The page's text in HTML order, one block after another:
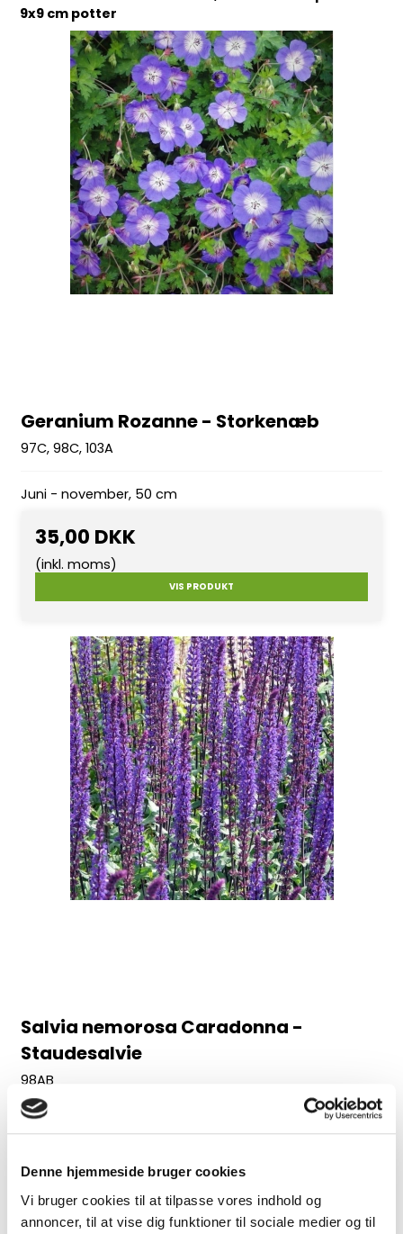
Denne hjemmeside bruger cookies
Vi bruger cookies til at tilpasse vores indhold og
annoncer, til at vise dig funktioner til sociale medier og til
9x9 cm potter
Geranium Rozanne - Storkenæb
97C, 98C, 103A
Juni - november, 50 cm
35,00 DKK
(inkl. moms)
VIS PRODUKT
Salvia nemorosa Caradonna -
Staudesalvie
98AB
Juni-august, 60 cm
30,00 DKK
(inkl. moms)
VIS PRODUKT